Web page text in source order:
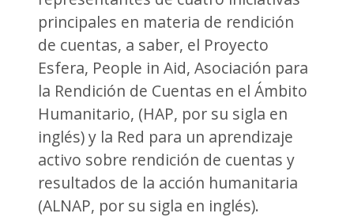
principales en materia de rendición
de cuentas, a saber, el Proyecto
Esfera, People in Aid, Asociación para
la Rendición de Cuentas en el Ámbito
Humanitario, (HAP, por su sigla en
inglés) y la Red para un aprendizaje
activo sobre rendición de cuentas y
resultados de la acción humanitaria
(ALNAP, por su sigla en inglés).